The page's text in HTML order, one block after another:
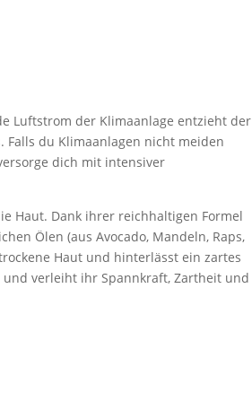
Luftstrom der Klimaanlage entzieht der
Falls du Klimaanlagen nicht meiden
dich mit intensiver
Haut. Dank ihrer reichhaltigen Formel
Ölen (aus Avocado, Mandeln, Raps,
Haut und hinterlässt ein zartes
verleiht ihr Spannkraft, Zartheit und